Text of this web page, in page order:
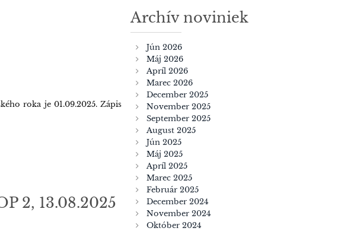
roka je 01.09.2025. Zápis
2, 13.08.2025
Archív noviniek
Jún 2026
Máj 2026
Apríl 2026
Marec 2026
December 2025
November 2025
September 2025
August 2025
Jún 2025
Máj 2025
Apríl 2025
Marec 2025
Február 2025
December 2024
November 2024
Október 2024